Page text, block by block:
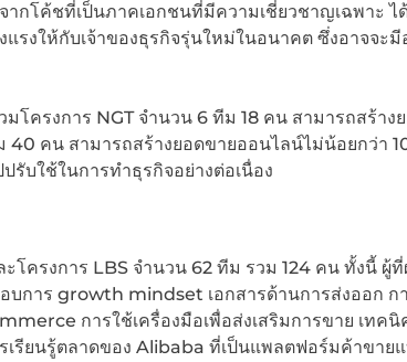
กโค้ชที่เป็นภาคเอกชนที่มีความเชี่ยวชาญเฉพาะ ไ
รงให้กับเจ้าของธุรกิจรุ่นใหม่ในอนาคต ซึ่งอาจจะมี
โครงการ NGT จำนวน 6 ทีม 18 คน สามารถสร้าง
40 คน สามารถสร้างยอดขายออนไลน์ไม่น้อยกว่า
รับใช้ในการทำธุรกิจอย่างต่อเนื่อง
โครงการ LBS จำนวน 62 ทีม รวม 124 คน ทั้งนี้ ผู้
การ growth mindset เอกสารด้านการส่งออก กา
การใช้เครื่องมือเพื่อส่งเสริมการขาย เทคนิ
รียนรู้ตลาดของ Alibaba ที่เป็นแพลตฟอร์มค้าขาย